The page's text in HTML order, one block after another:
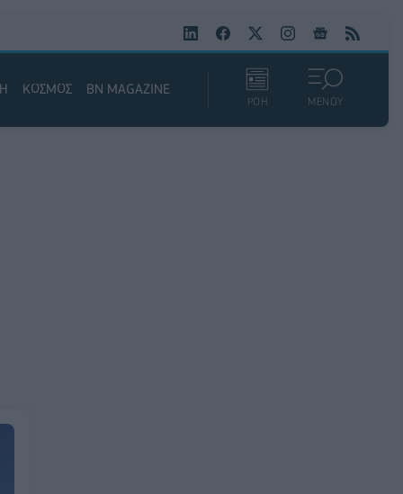
ΚΟΣΜΟΣ BN MAGAZINE
ΡΟΗ ΜΕΝΟΥ